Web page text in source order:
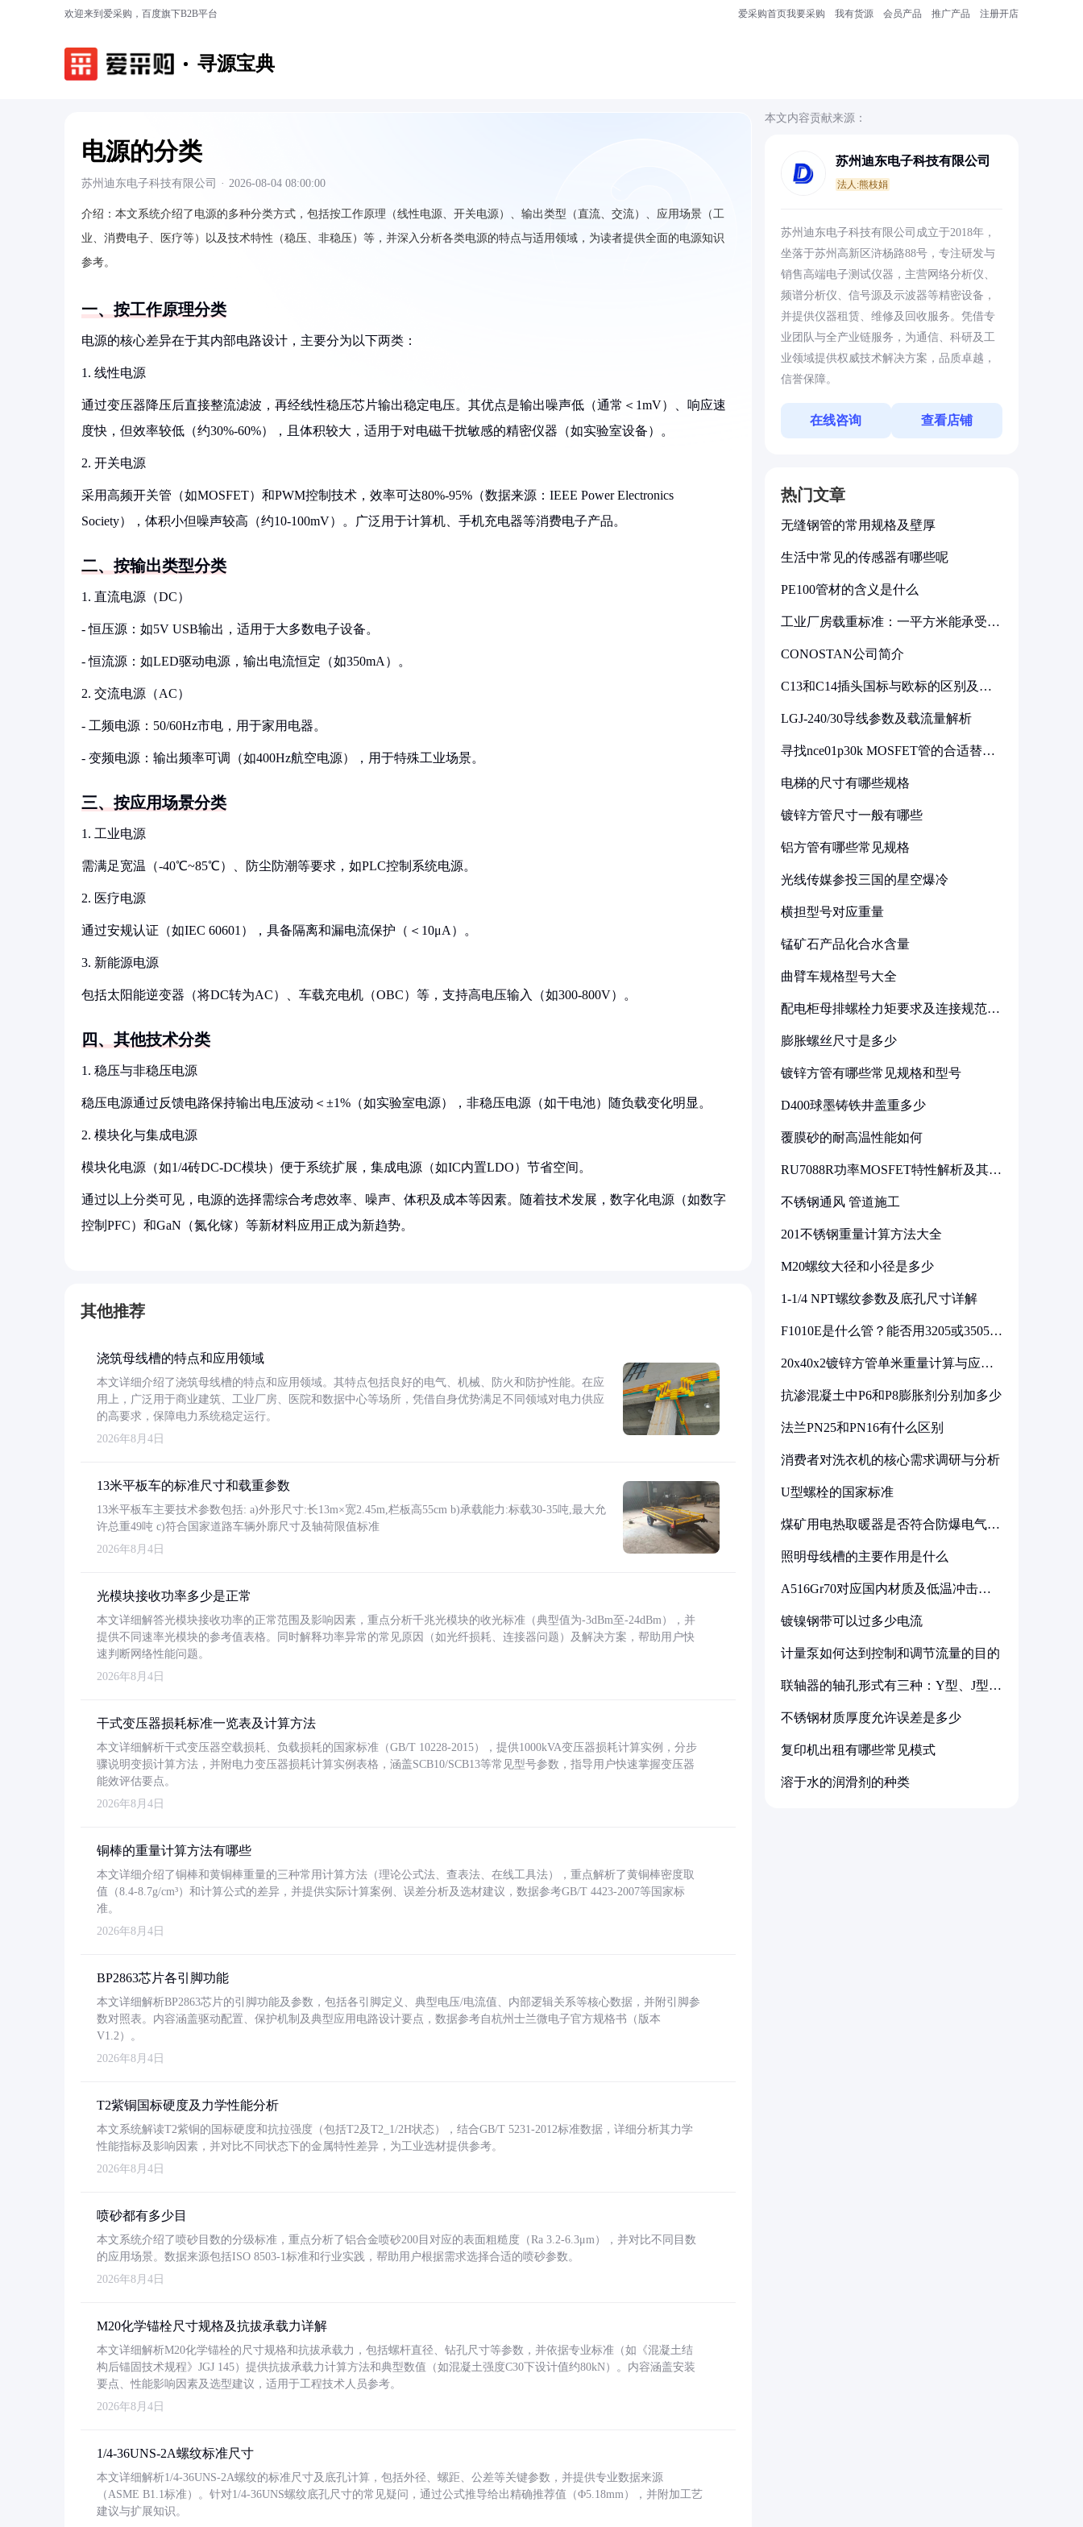
欢迎来到爱采购，百度旗下B2B平台 爱采购首页我要采购 我有货源 会员产品 推广产品 注册开店
寻源宝典
电源的分类
苏州迪东电子科技有限公司 · 2026-08-04 08:00:00
介绍： 本文系统介绍了电源的多种分类方式，包括按工作原理（线性电源、开关电源）、输出类型（直流、交流）、应用场景（工
业、消费电子、医疗等）以及技术特性（稳压、非稳压）等，并深入分析各类电源的特点与适用领域，为读者提供全面的电源知识
参考。
一、按工作原理分类
电源的核心差异在于其内部电路设计，主要分为以下两类：
1. 线性电源
通过变压器降压后直接整流滤波，再经线性稳压芯片输出稳定电压。其优点是输出噪声低（通常＜1mV）、响应速
度快，但效率较低（约30%-60%），且体积较大，适用于对电磁干扰敏感的精密仪器（如实验室设备）。
2. 开关电源
采用高频开关管（如MOSFET）和PWM控制技术，效率可达80%-95%（数据来源：IEEE Power Electronics
Society），体积小但噪声较高（约10-100mV）。广泛用于计算机、手机充电器等消费电子产品。
二、按输出类型分类
1. 直流电源（DC）
- 恒压源：如5V USB输出，适用于大多数电子设备。
- 恒流源：如LED驱动电源，输出电流恒定（如350mA）。
2. 交流电源（AC）
- 工频电源：50/60Hz市电，用于家用电器。
- 变频电源：输出频率可调（如400Hz航空电源），用于特殊工业场景。
三、按应用场景分类
1. 工业电源
需满足宽温（-40℃~85℃）、防尘防潮等要求，如PLC控制系统电源。
2. 医疗电源
通过安规认证（如IEC 60601），具备隔离和漏电流保护（＜10μA）。
3. 新能源电源
包括太阳能逆变器（将DC转为AC）、车载充电机（OBC）等，支持高电压输入（如300-800V）。
四、其他技术分类
1. 稳压与非稳压电源
稳压电源通过反馈电路保持输出电压波动＜±1%（如实验室电源），非稳压电源（如干电池）随负载变化明显。
2. 模块化与集成电源
模块化电源（如1/4砖DC-DC模块）便于系统扩展，集成电源（如IC内置LDO）节省空间。
通过以上分类可见，电源的选择需综合考虑效率、噪声、体积及成本等因素。随着技术发展，数字化电源（如数字
控制PFC）和GaN（氮化镓）等新材料应用正成为新趋势。
其他推荐
浇筑母线槽的特点和应用领域
本文详细介绍了浇筑母线槽的特点和应用领域。其特点包括良好的电气、机械、防火和防护性能。在应
用上，广泛用于商业建筑、工业厂房、医院和数据中心等场所，凭借自身优势满足不同领域对电力供应
的高要求，保障电力系统稳定运行。
2026年8月4日
13米平板车的标准尺寸和载重参数
13米平板车主要技术参数包括: a)外形尺寸:长13m×宽2.45m,栏板高55cm b)承载能力:标载30-35吨,最大允
许总重49吨 c)符合国家道路车辆外廓尺寸及轴荷限值标准
2026年8月4日
光模块接收功率多少是正常
本文详细解答光模块接收功率的正常范围及影响因素，重点分析千兆光模块的收光标准（典型值为-3dBm至-24dBm），并
提供不同速率光模块的参考值表格。同时解释功率异常的常见原因（如光纤损耗、连接器问题）及解决方案，帮助用户快
速判断网络性能问题。
2026年8月4日
干式变压器损耗标准一览表及计算方法
本文详细解析干式变压器空载损耗、负载损耗的国家标准（GB/T 10228-2015），提供1000kVA变压器损耗计算实例，分步
骤说明变损计算方法，并附电力变压器损耗计算实例表格，涵盖SCB10/SCB13等常见型号参数，指导用户快速掌握变压器
能效评估要点。
2026年8月4日
铜棒的重量计算方法有哪些
本文详细介绍了铜棒和黄铜棒重量的三种常用计算方法（理论公式法、查表法、在线工具法），重点解析了黄铜棒密度取
值（8.4-8.7g/cm³）和计算公式的差异，并提供实际计算案例、误差分析及选材建议，数据参考GB/T 4423-2007等国家标
准。
2026年8月4日
BP2863芯片各引脚功能
本文详细解析BP2863芯片的引脚功能及参数，包括各引脚定义、典型电压/电流值、内部逻辑关系等核心数据，并附引脚参
数对照表。内容涵盖驱动配置、保护机制及典型应用电路设计要点，数据参考自杭州士兰微电子官方规格书（版本
V1.2）。
2026年8月4日
T2紫铜国标硬度及力学性能分析
本文系统解读T2紫铜的国标硬度和抗拉强度（包括T2及T2_1/2H状态），结合GB/T 5231-2012标准数据，详细分析其力学
性能指标及影响因素，并对比不同状态下的金属特性差异，为工业选材提供参考。
2026年8月4日
喷砂都有多少目
本文系统介绍了喷砂目数的分级标准，重点分析了铝合金喷砂200目对应的表面粗糙度（Ra 3.2-6.3μm），并对比不同目数
的应用场景。数据来源包括ISO 8503-1标准和行业实践，帮助用户根据需求选择合适的喷砂参数。
2026年8月4日
M20化学锚栓尺寸规格及抗拔承载力详解
本文详细解析M20化学锚栓的尺寸规格和抗拔承载力，包括螺杆直径、钻孔尺寸等参数，并依据专业标准（如《混凝土结
构后锚固技术规程》JGJ 145）提供抗拔承载力计算方法和典型数值（如混凝土强度C30下设计值约80kN）。内容涵盖安装
要点、性能影响因素及选型建议，适用于工程技术人员参考。
2026年8月4日
1/4-36UNS-2A螺纹标准尺寸
本文详细解析1/4-36UNS-2A螺纹的标准尺寸及底孔计算，包括外径、螺距、公差等关键参数，并提供专业数据来源
（ASME B1.1标准）。针对1/4-36UNS螺纹底孔尺寸的常见疑问，通过公式推导给出精确推荐值（Φ5.18mm），并附加工艺
建议与扩展知识。
本文内容贡献来源：
苏州迪东电子科技有限公司
法人:熊枝娟
苏州迪东电子科技有限公司成立于2018年，
坐落于苏州高新区浒杨路88号，专注研发与
销售高端电子测试仪器，主营网络分析仪、
频谱分析仪、信号源及示波器等精密设备，
并提供仪器租赁、维修及回收服务。凭借专
业团队与全产业链服务，为通信、科研及工
业领域提供权威技术解决方案，品质卓越，
信誉保障。
在线咨询 查看店铺
热门文章
无缝钢管的常用规格及壁厚
生活中常见的传感器有哪些呢
PE100管材的含义是什么
工业厂房载重标准：一平方米能承受多
CONOSTAN公司简介
C13和C14插头国标与欧标的区别及其
LGJ-240/30导线参数及载流量解析
寻找nce01p30k MOSFET管的合适替代
电梯的尺寸有哪些规格
镀锌方管尺寸一般有哪些
铝方管有哪些常见规格
光线传媒参投三国的星空爆冷
横担型号对应重量
锰矿石产品化合水含量
曲臂车规格型号大全
配电柜母排螺栓力矩要求及连接规范详
膨胀螺丝尺寸是多少
镀锌方管有哪些常见规格和型号
D400球墨铸铁井盖重多少
覆膜砂的耐高温性能如何
RU7088R功率MOSFET特性解析及其在
不锈钢通风 管道施工
201不锈钢重量计算方法大全
M20螺纹大径和小径是多少
1-1/4 NPT螺纹参数及底孔尺寸详解
F1010E是什么管？能否用3205或3505代
20x40x2镀锌方管单米重量计算与应用
抗渗混凝土中P6和P8膨胀剂分别加多少
法兰PN25和PN16有什么区别
消费者对洗衣机的核心需求调研与分析
U型螺栓的国家标准
煤矿用电热取暖器是否符合防爆电气设
照明母线槽的主要作用是什么
A516Gr70对应国内材质及低温冲击要
镀镍钢带可以过多少电流
计量泵如何达到控制和调节流量的目的
联轴器的轴孔形式有三种：Y型、J型、
不锈钢材质厚度允许误差是多少
复印机出租有哪些常见模式
溶于水的润滑剂的种类